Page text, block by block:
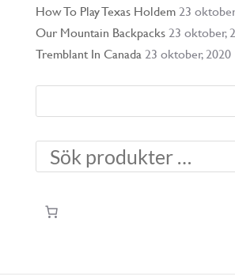
How To Play Texas Holdem 23
Our Mountain Backpacks 23 oktober,
Tremblant In Canada 23 oktober, 2020